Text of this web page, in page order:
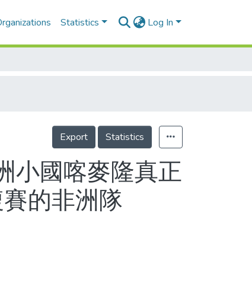
Statistics Log In
Export Statistics
小國喀麥隆真正
的非洲隊